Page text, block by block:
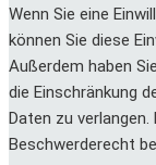
Wenn Sie eine
können Sie diese
Außerdem haben
die Einschränkung
Daten zu
Beschwerderecht